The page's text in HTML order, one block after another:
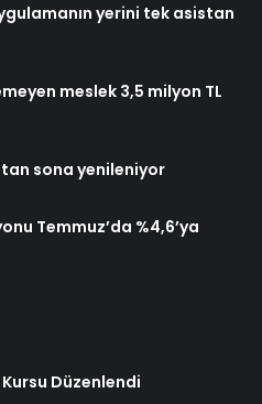
yerini tek asistan
meslek 3,5 milyon TL
sona yenileniyor
Temmuz’da %4,6’ya
Düzenlendi